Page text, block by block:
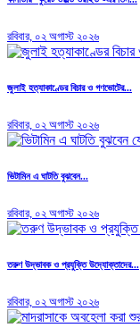
রবিবার, ০২ অগাস্ট ২০২৬
জুলাই হত্যাকাণ্ডের বিচার ও গণভোটের...
রবিবার, ০২ অগাস্ট ২০২৬
ভিটামিন এ ঘাটতি বুঝবেন...
রবিবার, ০২ অগাস্ট ২০২৬
তরুণ উদ্ভাবক ও প্রযুক্তি উদ্যোক্তাদের...
রবিবার, ০২ অগাস্ট ২০২৬